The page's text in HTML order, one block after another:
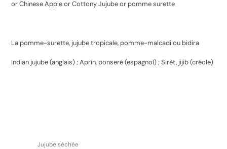
or Chinese Apple or Cottony Jujube or pomme surette
La pomme-surette, jujube tropicale, pomme-malcadi ou bidira
Indian jujube (anglais) ; Aprín, ponseré (espagnol) ; Sirèt, jijib (créole)
Jujube séchée